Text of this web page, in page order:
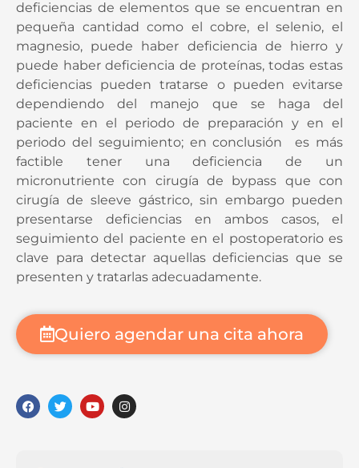
deficiencias de elementos que se encuentran en
pequeña cantidad como el cobre, el selenio, el
magnesio, puede haber deficiencia de hierro y
puede haber deficiencia de proteínas, todas estas
deficiencias pueden tratarse o pueden evitarse
dependiendo del manejo que se haga del
paciente en el periodo de preparación y en el
periodo del seguimiento; en conclusión es más
factible tener una deficiencia de un
micronutriente con cirugía de bypass que con
cirugía de sleeve gástrico, sin embargo pueden
presentarse deficiencias en ambos casos, el
seguimiento del paciente en el postoperatorio es
clave para detectar aquellas deficiencias que se
presenten y tratarlas adecuadamente.
Quiero agendar una cita ahora